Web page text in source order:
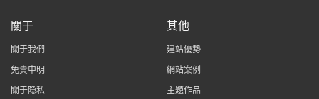
關于
關于我們
免責申明
關于隐私
其他
建站優勢
網站案例
主題作品